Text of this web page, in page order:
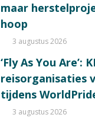
maar
hoop
3 augustus 2026
‘Fly As You Are’:
reisorganisaties
tijdens
3 augustus 2026